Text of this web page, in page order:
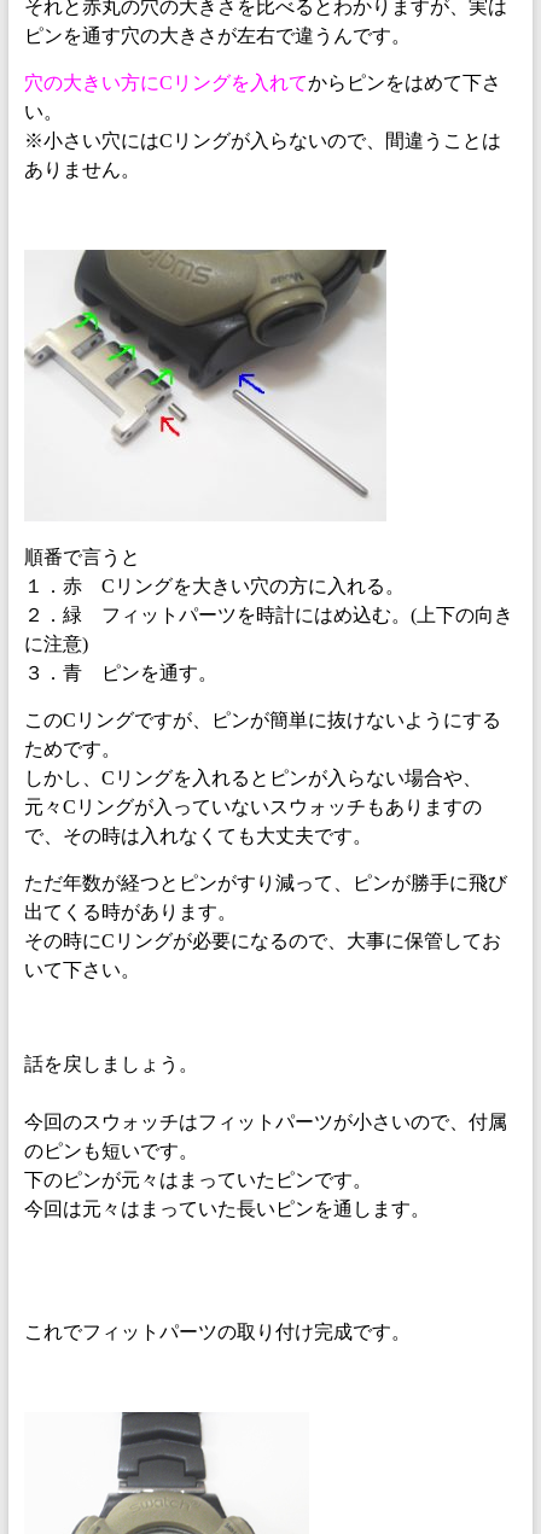
それと赤丸の穴の大きさを比べるとわかりますが、実は
ピンを通す穴の大きさが左右で違うんです。
穴の大きい方にCリングを入れてからピンをはめて下さ
い。
※小さい穴にはCリングが入らないので、間違うことは
ありません。
順番で言うと
１．赤 Cリングを大きい穴の方に入れる。
２．緑 フィットパーツを時計にはめ込む。(上下の向き
に注意)
３．青 ピンを通す。
このCリングですが、ピンが簡単に抜けないようにする
ためです。
しかし、Cリングを入れるとピンが入らない場合や、
元々Cリングが入っていないスウォッチもありますの
で、その時は入れなくても大丈夫です。
ただ年数が経つとピンがすり減って、ピンが勝手に飛び
出てくる時があります。
その時にCリングが必要になるので、大事に保管してお
いて下さい。
話を戻しましょう。
今回のスウォッチはフィットパーツが小さいので、付属
のピンも短いです。
下のピンが元々はまっていたピンです。
今回は元々はまっていた長いピンを通します。
これでフィットパーツの取り付け完成です。